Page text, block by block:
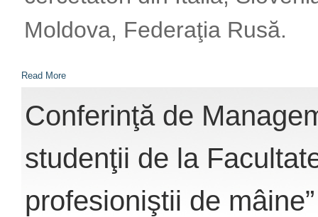
Moldova, Federaţia Rusă.
Read More
Conferinţă de
studenţii de la
profesioniştii de mâine”